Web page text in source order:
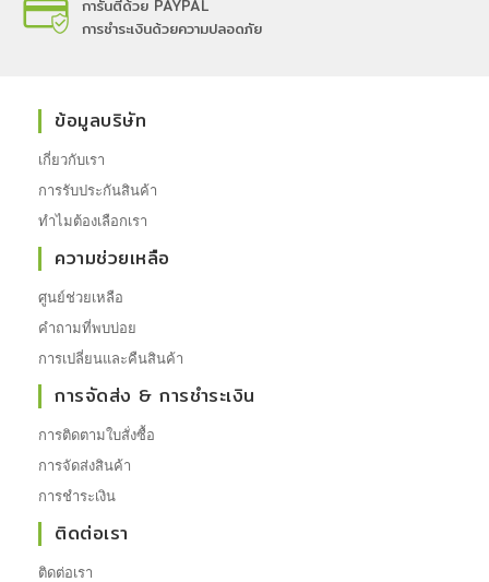
การันตีด้วย PAYPAL
การชำระเงินด้วยความปลอดภัย
ข้อมูลบริษัท
เกี่ยวกับเรา
การรับประกันสินค้า
ทำไมต้องเลือกเรา
ความช่วยเหลือ
ศูนย์ช่วยเหลือ
คำถามที่พบบ่อย
การเปลี่ยนและคืนสินค้า
การจัดส่ง & การชำระเงิน
การติดตามใบสั่งซื้อ
การจัดส่งสินค้า
การชำระเงิน
ติดต่อเรา
ติดต่อเรา